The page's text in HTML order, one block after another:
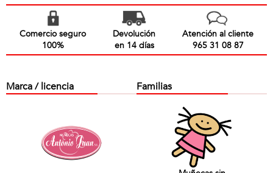
Comercio seguro
100%
Devolución
en 14 días
Atención al cliente
965 31 08 87
Marca / licencia Familias